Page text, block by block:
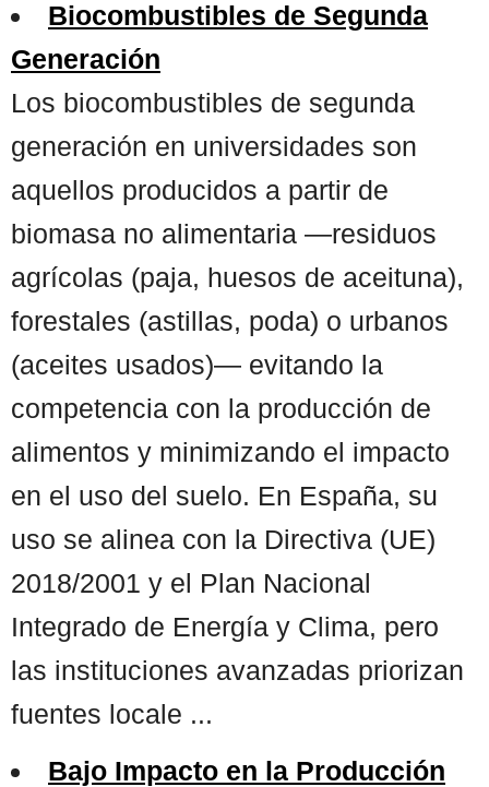
Biocombustibles de Segunda
Generación
Los biocombustibles de segunda
generación en universidades son
aquellos producidos a partir de
biomasa no alimentaria —residuos
agrícolas (paja, huesos de aceituna),
forestales (astillas, poda) o urbanos
(aceites usados)— evitando la
competencia con la producción de
alimentos y minimizando el impacto
en el uso del suelo. En España, su
uso se alinea con la Directiva (UE)
2018/2001 y el Plan Nacional
Integrado de Energía y Clima, pero
las instituciones avanzadas priorizan
fuentes locale ...
Bajo Impacto en la Producción